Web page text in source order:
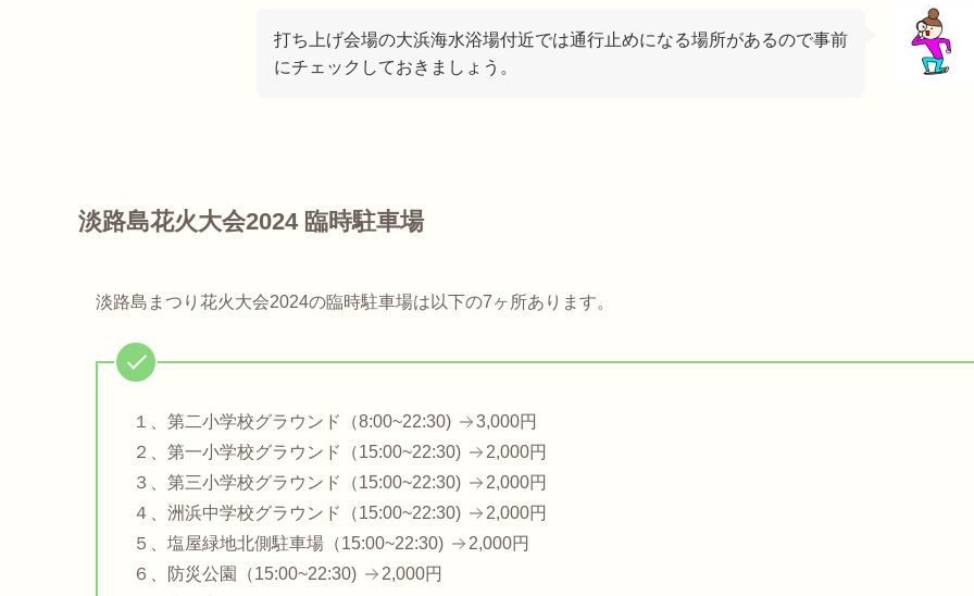
打ち上げ会場の大浜海水浴場付近では通行止めになる場所があるので事前
にチェックしておきましょう。
淡路島花火大会2024 臨時駐車場
淡路島まつり花火大会2024の臨時駐車場は以下の7ヶ所あります。
１、第二小学校グラウンド（8:00~22:30)
3,000円
２、第一小学校グラウンド（15:00~22:30)
2,000円
３、第三小学校グラウンド（15:00~22:30)
2,000円
４、洲浜中学校グラウンド（15:00~22:30)
2,000円
５、塩屋緑地北側駐車場（15:00~22:30)
2,000円
６、防災公園（15:00~22:30)
2,000円